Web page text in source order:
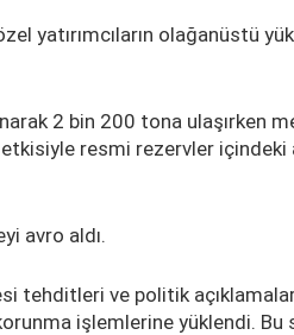
yatırımcıların olağanüstü
2 bin 200 tona ulaşırken
resmi rezervler içindeki
avro aldı.
tehditleri ve politik
işlemlerine yüklendi. Bu